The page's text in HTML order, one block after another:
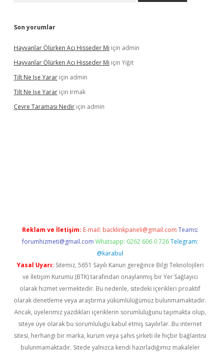
Son yorumlar
Hayvanlar Ölürken Acı Hisseder Mi için admin
Hayvanlar Ölürken Acı Hisseder Mi için Yiğit
Tilt Ne Işe Yarar için admin
Tilt Ne Işe Yarar için Irmak
Çevre Taraması Nedir için admin
Reklam ve İletişim: E-mail: backlinkpaneli@gmail.com Teams:
forumhizmeti@gmail.com Whatsapp: 0262 606 0 726 Telegram:
@karabul
Yasal Uyarı: Sitemiz, 5651 Sayılı Kanun gereğince Bilgi Teknolojileri
ve İletişim Kurumu (BTK) tarafından onaylanmış bir Yer Sağlayıcı
olarak hizmet vermektedir. Bu nedenle, sitedeki içerikleri proaktif
olarak denetleme veya araştırma yükümlülüğümüz bulunmamaktadır.
Ancak, üyelerimiz yazdıkları içeriklerin sorumluluğunu taşımakta olup,
siteye üye olarak bu sorumluluğu kabul etmiş sayılırlar. Bu internet
sitesi, herhangi bir marka, kurum veya şahıs şirketi ile hiçbir bağlantısı
bulunmamaktadır. Sitede yalnızca kendi hazırladığımız makaleler